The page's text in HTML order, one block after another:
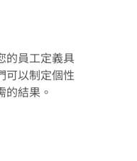
的員工定義具
可以制定個性
結果。